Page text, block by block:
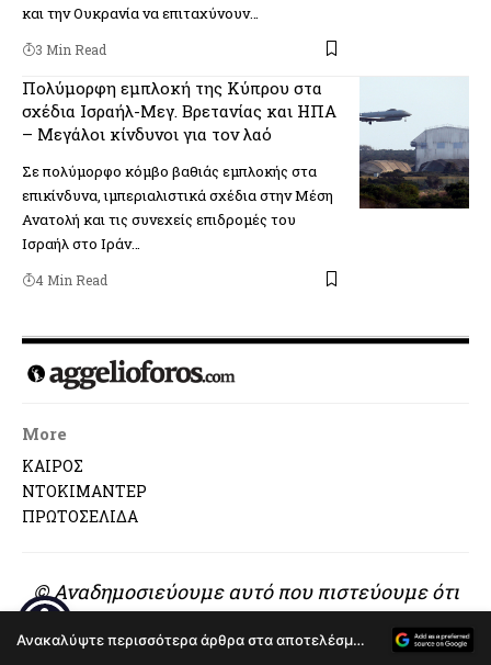
και την Ουκρανία να επιταχύνουν…
3 Min Read
Πολύμορφη εμπλοκή της Κύπρου στα
σχέδια Ισραήλ-Μεγ. Βρετανίας και ΗΠΑ
– Μεγάλοι κίνδυνοι για τον λαό
Σε πολύμορφο κόμβο βαθιάς εμπλοκής στα
επικίνδυνα, ιμπεριαλιστικά σχέδια στην Μέση
Ανατολή και τις συνεχείς επιδρομές του
Ισραήλ στο Ιράν…
4 Min Read
More
ΚΑΙΡΟΣ
ΝΤΟΚΙΜΑΝΤΕΡ
ΠΡΩΤΟΣΕΛΙΔΑ
© Αναδημοσιεύουμε αυτό που πιστεύουμε ότι
Ανακαλύψτε περισσότερα άρθρα στα αποτελέσματα αναζήτησης